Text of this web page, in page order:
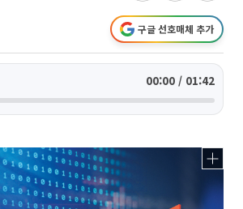
구글 선호매체 추가
00:00 / 01:42